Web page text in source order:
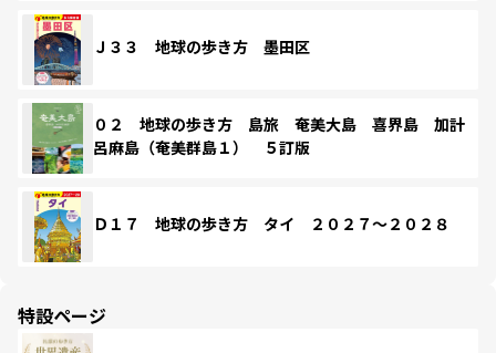
Ｊ３３ 地球の歩き方 墨田区
０２ 地球の歩き方 島旅 奄美大島 喜界島 加計
呂麻島（奄美群島１） ５訂版
Ｄ１７ 地球の歩き方 タイ ２０２７～２０２８
特設ページ